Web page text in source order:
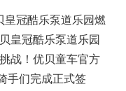
皇冠酷乐泵道乐园燃
皇冠酷乐泵道乐园
战！优贝童车官方
手们完成正式签